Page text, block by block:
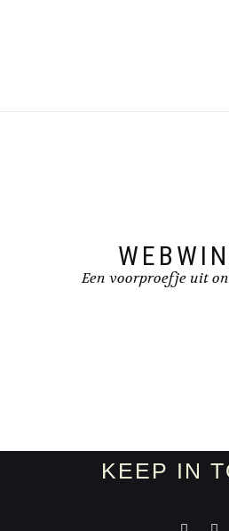
Een voorproefje uit
KEEP IN